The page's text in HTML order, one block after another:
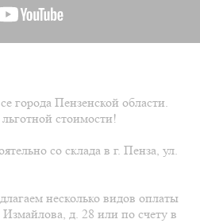
города Пензенской области.
стоимости!
со склада в г. Пенза, ул.
несколько видов оплаты
Измайлова, д. 28 или по счету в